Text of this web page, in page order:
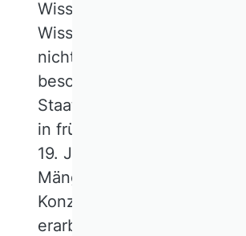
Wissenschaftlerinnen und
Wissenschaftlern, denn
nicht vermehrbar. Deshalb
besonders weise nutzen.
Staatsaufsicht von
in früheren Jahrhunderten,
19. Jahrhundert, massive
Mängel aufwies, so muss
Konzepte nicht in ähnlicher
erarbeiten und vorschlagen.